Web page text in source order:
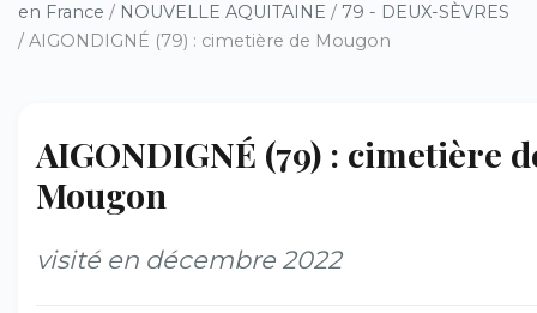
en France / NOUVELLE AQUITAINE / 79 - DEUX-SÈVRES
/ AIGONDIGNÉ (79) : cimetière de Mougon
AIGONDIGNÉ (79) : cimetière
Mougon
visité en décembre 2022